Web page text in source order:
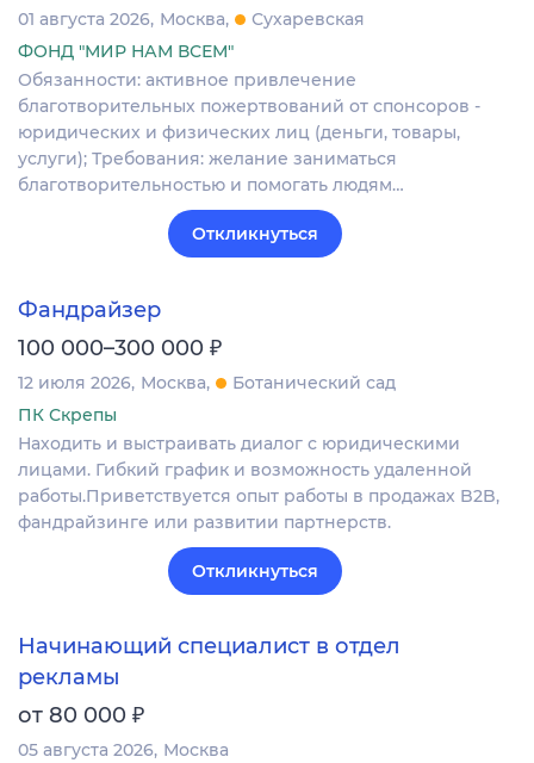
01 августа 2026 Москва
Сухаревская
ФОНД "МИР НАМ ВСЕМ"
Обязанности: активное привлечение
благотворительных пожертвований от спонсоров -
юридических и физических лиц (деньги, товары,
услуги); Требования: желание заниматься
благотворительностью и помогать людям…
Откликнуться
Фандрайзер
100 000–300 000 ₽
12 июля 2026 Москва
Ботанический сад
ПК Скрепы
Находить и выстраивать диалог с юридическими
лицами. Гибкий график и возможность удаленной
работы.Приветствуется опыт работы в продажах B2B,
фандрайзинге или развитии партнерств.
Откликнуться
Начинающий специалист в отдел
рекламы
от 80 000 ₽
05 августа 2026 Москва